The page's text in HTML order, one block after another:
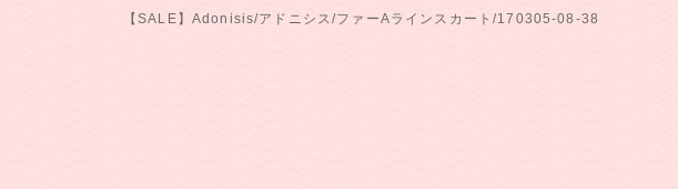
【SALE】Adonisis/アドニシス/ファーAラインスカート/170305-08-38